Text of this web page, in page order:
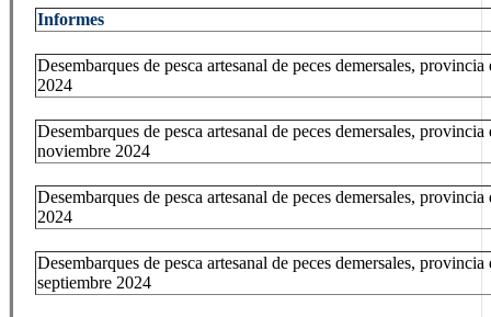
Informes
Desembarques de pesca artesanal de peces demersales,
2024
Desembarques de pesca artesanal de peces demersales,
noviembre 2024
Desembarques de pesca artesanal de peces demersales,
2024
Desembarques de pesca artesanal de peces demersales,
septiembre 2024